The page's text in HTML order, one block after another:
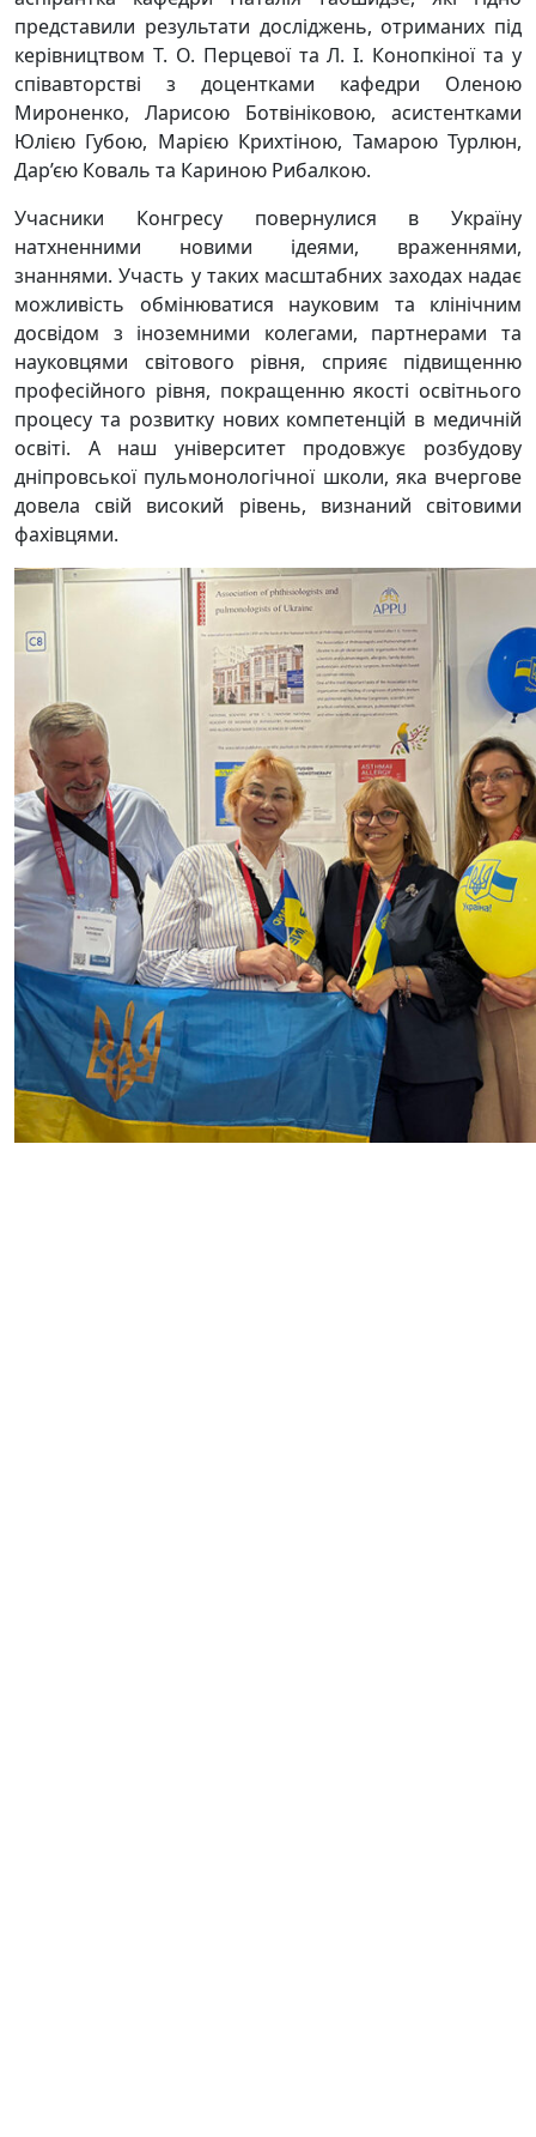
представили результати досліджень, отриманих під
керівництвом Т. О. Перцевої та Л. І. Конопкіної та у
співавторстві з доцентками кафедри Оленою
Мироненко, Ларисою Ботвініковою, асистентками
Юлією Губою, Марією Крихтіною, Тамарою Турлюн,
Дар’єю Коваль та Кариною Рибалкою.
Учасники Конгресу повернулися в Україну
натхненними новими ідеями, враженнями,
знаннями. Участь у таких масштабних заходах надає
можливість обмінюватися науковим та клінічним
досвідом з іноземними колегами, партнерами та
науковцями світового рівня, сприяє підвищенню
професійного рівня, покращенню якості освітнього
процесу та розвитку нових компетенцій в медичній
освіті. А наш університет продовжує розбудову
дніпровської пульмонологічної школи, яка вчергове
довела свій високий рівень, визнаний світовими
фахівцями.